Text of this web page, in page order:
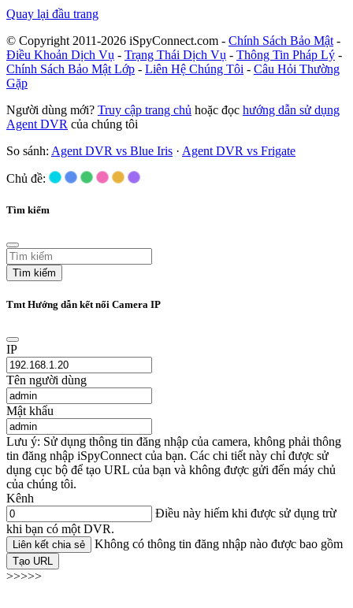
Quay lại đầu trang
© Copyright 2011-2026 iSpyConnect.com - Chính Sách Bảo Mật -
Điều Khoản Dịch Vụ - Trạng Thái Dịch Vụ - Thông Tin Pháp Lý -
Chính Sách Bảo Mật Lớp - Liên Hệ Chúng Tôi - Câu Hỏi Thường
Gặp
Người dùng mới? Truy cập trang chủ hoặc đọc hướng dẫn sử dụng
Agent DVR của chúng tôi
So sánh: Agent DVR vs Blue Iris · Agent DVR vs Frigate
Chủ đề:
Tìm kiếm
Tìm kiếm
Tmt Hướng dẫn kết nối Camera IP
IP
Tên người dùng
Mật khẩu
Lưu ý: Sử dụng thông tin đăng nhập của camera, không phải thông
tin đăng nhập iSpyConnect của bạn. Các chi tiết này chỉ được sử
dụng cục bộ để tạo URL của bạn và không được gửi đến máy chủ
của chúng tôi.
Kênh
Điều này hiếm khi được sử dụng trừ
khi bạn có một DVR.
Liên kết chia sẻ Không có thông tin đăng nhập nào được bao gồm
Tạo URL
>>>>>